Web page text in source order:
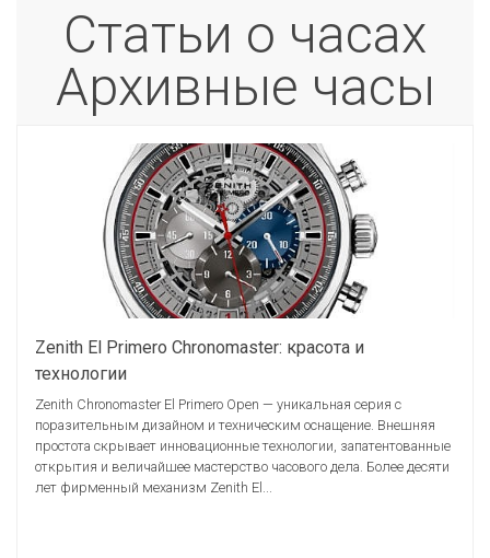
Статьи о часах
Архивные часы
Zenith El Primero Chronomaster: красота и
технологии
Zenith Chronomaster El Primero Open — уникальная серия с
поразительным дизайном и техническим оснащение. Внешняя
простота скрывает инновационные технологии, запатентованные
открытия и величайшее мастерство часового дела. Более десяти
лет фирменный механизм Zenith El...